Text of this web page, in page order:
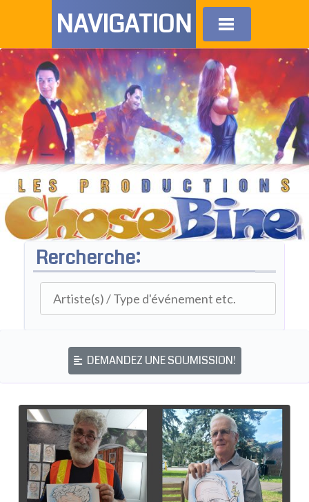
NAVIGATION
Rercherche:
DEMANDEZ UNE SOUMISSION!